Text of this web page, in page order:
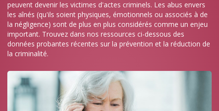
peuvent devenir les victimes d'actes criminels. Les abus envers
les aînés (qu'ils soient physiques, émotionnels ou associés à de
la négligence) sont de plus en plus considérés comme un enjeu
important. Trouvez dans nos ressources ci-dessous des
données probantes récentes sur la prévention et la réduction de
la criminalité.